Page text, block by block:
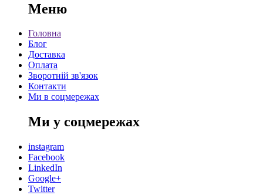
Меню
Головна
Блог
Доставка
Оплата
Зворотній зв'язок
Контакти
Ми в соцмережах
Ми у соцмережах
instagram
Facebook
LinkedIn
Google+
Twitter